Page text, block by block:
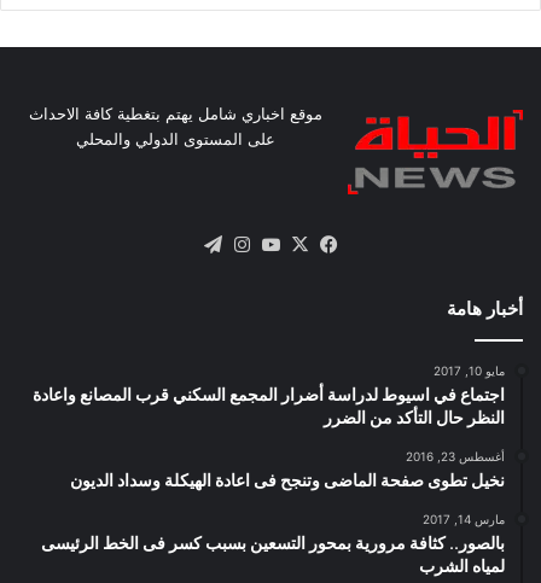
موقع اخباري شامل يهتم بتغطية كافة الاحداث
على المستوى الدولي والمحلي
فيسبوك
X يوتيوبانستقرام
أخبار هامة
مايو 10, 2017
اجتماع في اسيوط لدراسة أضرار المجمع السكني قرب المصانع واعادة
النظر حال التأكد من الضرر
أغسطس 23, 2016
نخيل تطوى صفحة الماضى وتنجح فى اعادة الهيكلة وسداد الديون
مارس 14, 2017
بالصور.. كثافة مرورية بمحور التسعين بسبب كسر فى الخط الرئيسى
لمياه الشرب